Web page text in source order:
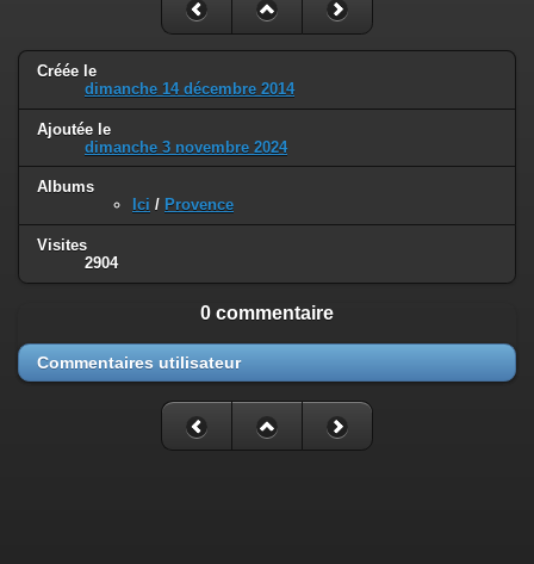
Créée le
dimanche 14 décembre 2014
Ajoutée le
dimanche 3 novembre 2024
Albums
Ici / Provence
Visites
2904
0 commentaire
Commentaires utilisateur